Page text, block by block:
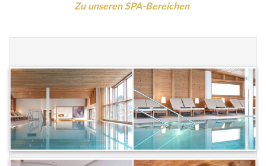
Zu unseren SPA-Bereichen